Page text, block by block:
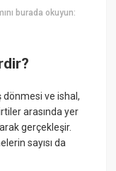
burada okuyun:
dönmesi ve ishal,
arasında yer
gerçekleşir.
sayısı da